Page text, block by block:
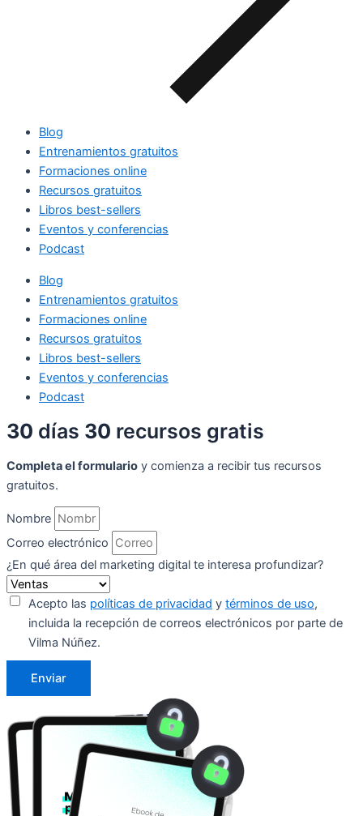
Blog
Entrenamientos gratuitos
Formaciones online
Recursos gratuitos
Libros best-sellers
Eventos y conferencias
Podcast
Blog
Entrenamientos gratuitos
Formaciones online
Recursos gratuitos
Libros best-sellers
Eventos y conferencias
Podcast
30 días 30 recursos gratis
Completa el formulario y comienza a recibir tus recursos
gratuitos.
Nombre
Correo electrónico
¿En qué área del marketing digital te interesa profundizar?
Acepto las políticas de privacidad y términos de uso,
incluida la recepción de correos electrónicos por parte de
Vilma Núñez.
Enviar